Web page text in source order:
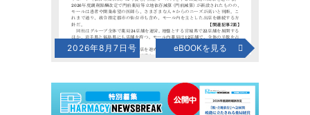
2026年8月7日号 eBOOKを見る